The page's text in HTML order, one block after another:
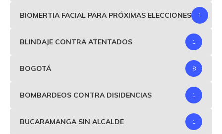
BIOMERTIA FACIAL PARA PRÓXIMAS ELECCIONES 1
BLINDAJE CONTRA ATENTADOS 1
BOGOTÁ 8
BOMBARDEOS CONTRA DISIDENCIAS 1
BUCARAMANGA SIN ALCALDE 1